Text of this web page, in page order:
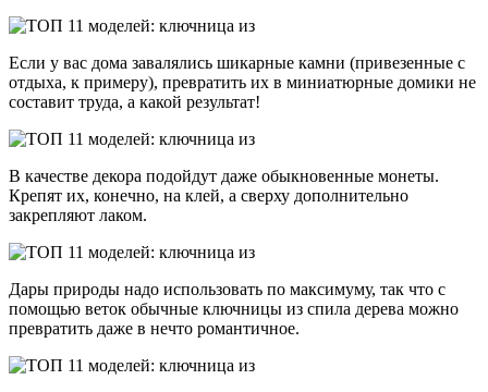
Если у вас дома завалялись шикарные камни (привезенные с
отдыха, к примеру), превратить их в миниатюрные домики не
составит труда, а какой результат!
В качестве декора подойдут даже обыкновенные монеты.
Крепят их, конечно, на клей, а сверху дополнительно
закрепляют лаком.
Дары природы надо использовать по максимуму, так что с
помощью веток обычные ключницы из спила дерева можно
превратить даже в нечто романтичное.